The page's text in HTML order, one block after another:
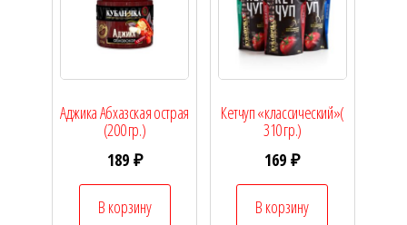
Аджика Абхазская острая
(200 гр.)
189 ₽
В корзину
Кетчуп «классический»(
310 гр.)
169₽
В корзину